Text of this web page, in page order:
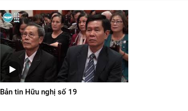
Bản tin Hữu nghị số 19